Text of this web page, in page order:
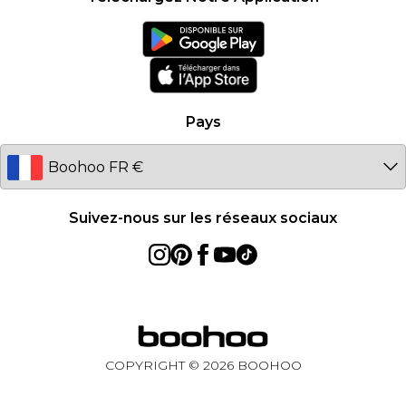
Germany
Pays
Suivez-nous sur les réseaux sociaux
COPYRIGHT © 2026BOOHOO